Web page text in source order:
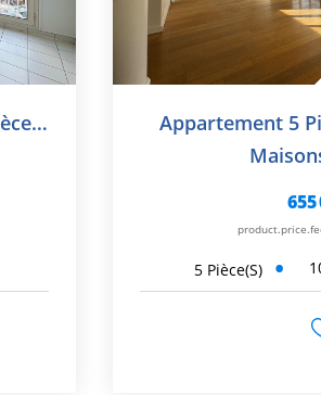
Appartement Maisons-Laffitte 2 Pièce(s) 44 M2
Appartement 5
655
5 Pièce(s)